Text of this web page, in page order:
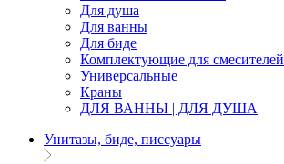
Для душа
Для ванны
Для биде
Комплектующие для смесителей
Универсальные
Краны
ДЛЯ ВАННЫ | ДЛЯ ДУША
Унитазы, биде, писсуары